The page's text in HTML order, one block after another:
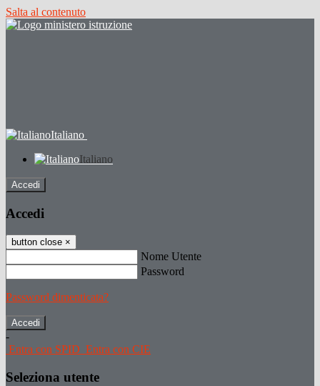
Salta al contenuto
Italiano
Italiano
Accedi
Accedi
button close ×
Nome Utente
Password
Password dimenticata?
-
Entra con SPID Entra con CIE
Seleziona utente